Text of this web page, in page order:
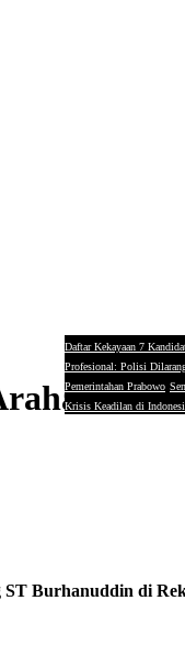
Daftar Kekayaan 7
Profesional: Polisi
Pemerintahan Prabowo
Krisis Keadilan di
Burhanuddin di